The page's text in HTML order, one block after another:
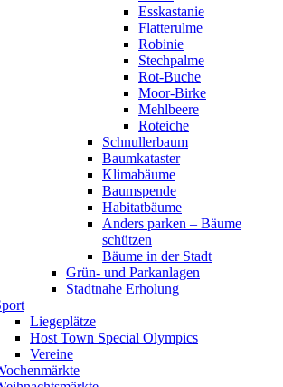
Esskastanie
Flatterulme
Robinie
Stechpalme
Rot-Buche
Moor-Birke
Mehlbeere
Roteiche
Schnullerbaum
Baumkataster
Klimabäume
Baumspende
Habitatbäume
Anders parken – Bäume
schützen
Bäume in der Stadt
Grün- und Parkanlagen
Stadtnahe Erholung
Liegeplätze
Host Town Special Olympics
Vereine